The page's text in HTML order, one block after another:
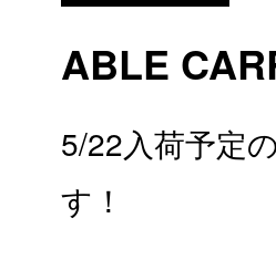
ABLE
5/22入荷予定
す！